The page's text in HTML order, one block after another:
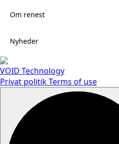
Om renest
Nyheder
VOID Technology
Privat politikTerms of use